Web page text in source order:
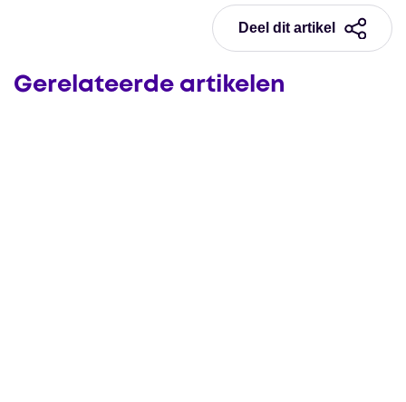
Deel dit artikel
Gerelateerde artikelen